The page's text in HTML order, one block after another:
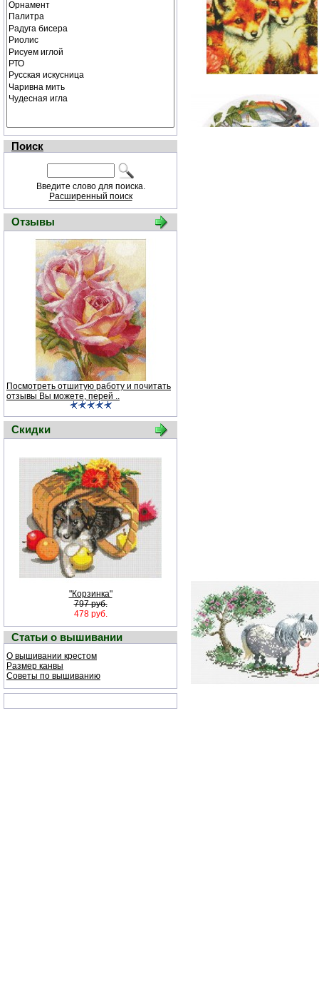
Поиск
Введите слово для поиска.
Расширенный поиск
Отзывы
Посмотреть отшитую работу и почитать
отзывы Вы можете, перей ..
Скидки
"Корзинка"
797 руб.
478 руб.
Статьи о вышивании
О вышивании крестом
Размер канвы
Советы по вышиванию